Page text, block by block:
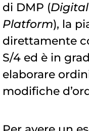
di DMP (
Platform), la
direttamente
S/4 ed è in
elaborare
modifiche